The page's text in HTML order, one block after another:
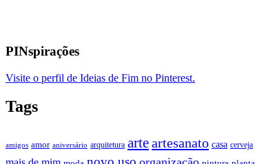
PINspirações
Visite o perfil de Ideias de Fim no Pinterest.
Tags
amigos amor aniversário arquitetura arteartesanato casa cerveja